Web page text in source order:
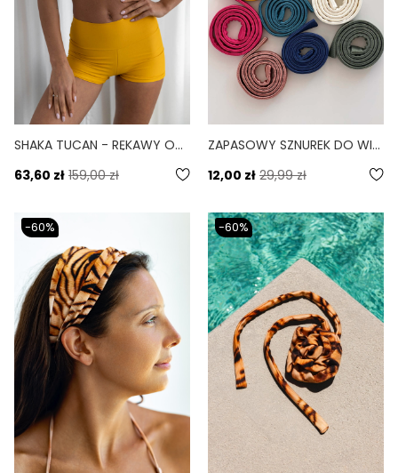
SHAKA TUCAN - RĘKAWY OCHRONNE NARAMIENNIK ŻÓŁTY
63,60 zł 159,00 zł
ZAPASOWY SZNUREK DO WIĄZANIA BIKINI LINDA ŻÓŁTY TUCAN
12,00 zł 29,99 zł
-60% -60%